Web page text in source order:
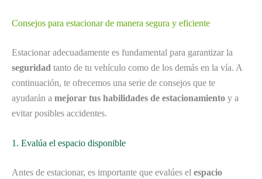
Consejos para estacionar de manera segura y eficiente
Estacionar adecuadamente es fundamental para garantizar la
seguridad tanto de tu vehículo como de los demás en la vía. A
continuación, te ofrecemos una serie de consejos que te
ayudarán a mejorar tus habilidades de estacionamiento y a
evitar posibles accidentes.
1. Evalúa el espacio disponible
Antes de estacionar, es importante que evalúes el espacio